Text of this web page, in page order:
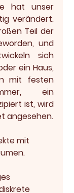
hat unser
verändert.
Teil der
und
sich
ein Haus,
mit festen
ein
ist, wird
angesehen.
mit